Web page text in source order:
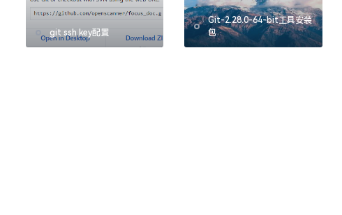
git ssh key配置
Git-2.28.0-64-bit工具安装
包